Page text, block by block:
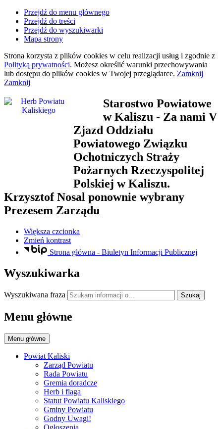
Przejdź do menu głównego
Przejdź do treści
Przejdź do wyszukiwarki
Mapa strony
Strona korzysta z plików cookies w celu realizacji usług i zgodnie z
Polityką prywatności. Możesz określić warunki przechowywania
lub dostępu do plików cookies w Twojej przeglądarce. Zamknij
Zamknij
Starostwo Powiatowe
w Kaliszu - Za nami V
Zjazd Oddziału
Powiatowego Związku
Ochotniczych Straży
Pożarnych Rzeczyspolitej
Polskiej w Kaliszu.
Krzysztof Nosal ponownie wybrany
Prezesem Zarządu
Większa czcionka
Zmień kontrast
Strona główna - Biuletyn Informacji Publicznej
Wyszukiwarka
Wyszukiwana fraza Szukaj
Menu główne
Menu główne
Powiat Kaliski
Zarząd Powiatu
Rada Powiatu
Gremia doradcze
Herb i flaga
Statut Powiatu Kaliskiego
Gminy Powiatu
Godny Uwagi!
Ogłoszenia